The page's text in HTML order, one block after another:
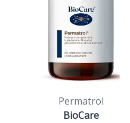
Permatrol
BioCare